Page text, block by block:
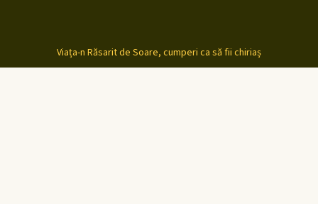
Viața-n Răsarit de Soare, cumperi ca să fii chiriaș